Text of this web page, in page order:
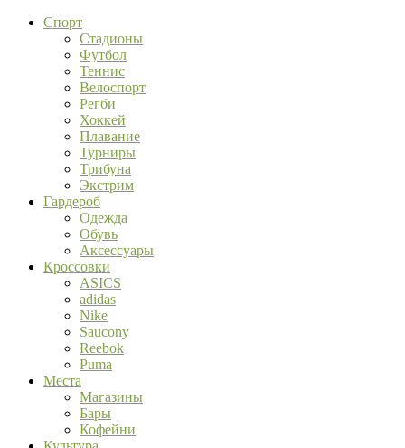
Спорт
Стадионы
Футбол
Теннис
Велоспорт
Регби
Хоккей
Плавание
Турниры
Трибуна
Экстрим
Гардероб
Одежда
Обувь
Аксессуары
Кроссовки
ASICS
adidas
Nike
Saucony
Reebok
Puma
Места
Магазины
Бары
Кофейни